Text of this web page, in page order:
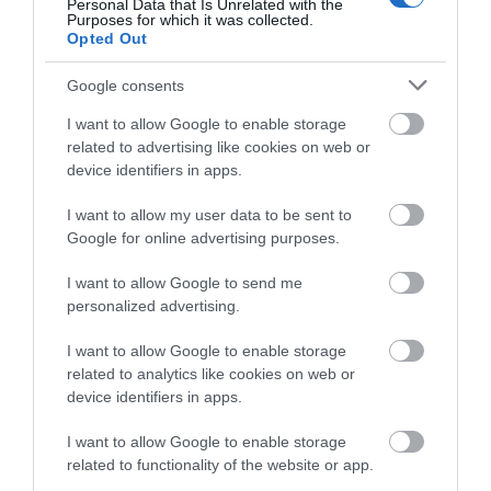
Personal Data that Is Unrelated with the
Purposes for which it was collected.
Opted Out
Google consents
I want to allow Google to enable storage
related to advertising like cookies on web or
device identifiers in apps.
I want to allow my user data to be sent to
Google for online advertising purposes.
I want to allow Google to send me
personalized advertising.
I want to allow Google to enable storage
related to analytics like cookies on web or
device identifiers in apps.
I want to allow Google to enable storage
related to functionality of the website or app.
Συντάξεις Σεπτεμβρίου 2026:
Πότε πληρώνονται οι δικαιούχοι –
Οι ημερομηνίες του e-ΕΦΚΑ
06.08.2026 | 21:40
Σοκ στην Εύβοια με την κοπέλα
που έπεσε από την γέφυρα: Τα
νεότερα για την υγεία της
Νεότερα για τη Φωτιά στη Σκύρο:
Κινδύνευσε κτηνοτροφική μονάδα
– Νέο βίντεο
Καφές: Τα οφέλη της μέτριας
κατανάλωσης σύμφωνα με ειδικό
στο μικροβίωμα του εντέρου
06.08.2026 | 21:00Όλες οι τελευταίες ειδήσεις